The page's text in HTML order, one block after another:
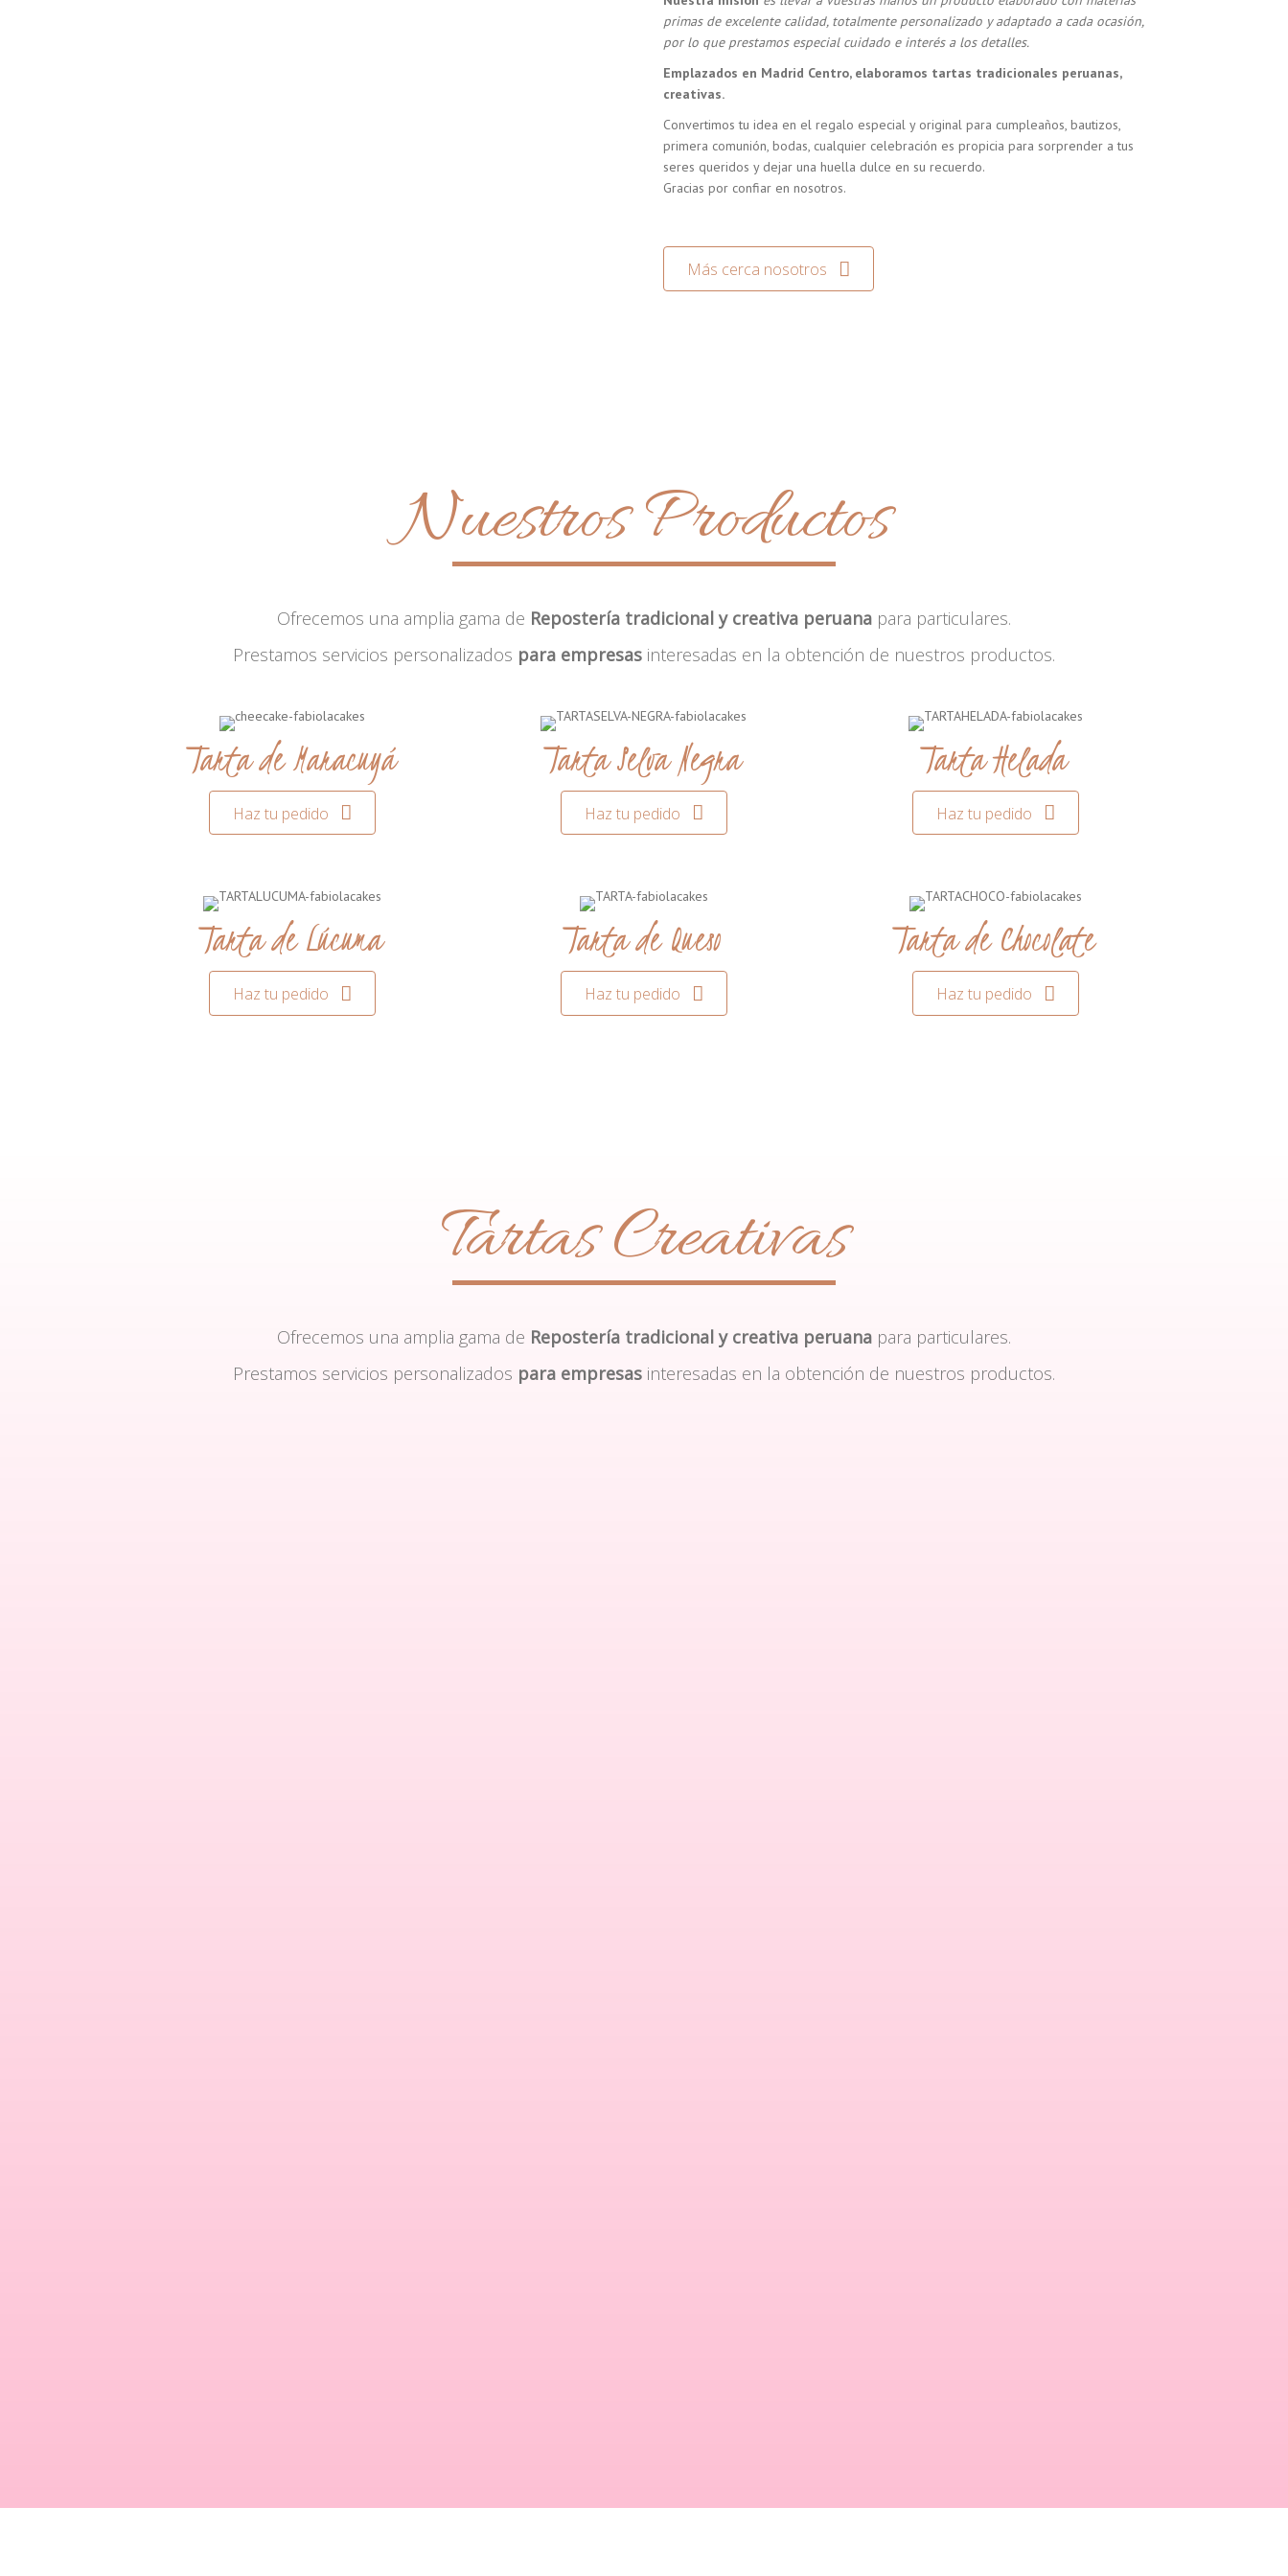
primas de excelente calidad, totalmente personalizado y adaptado a cada ocasión,
por lo que prestamos especial cuidado e interés a los detalles.
Emplazados en Madrid Centro, elaboramos tartas tradicionales peruanas,
creativas.
Convertimos tu idea en el regalo especial y original para cumpleaños, bautizos,
primera comunión, bodas, cualquier celebración es propicia para sorprender a tus
seres queridos y dejar una huella dulce en su recuerdo.
Gracias por confiar en nosotros.
Más cerca nosotros
Nuestros Productos
Ofrecemos una amplia gama de Repostería tradicional y creativa peruana para particulares.
Prestamos servicios personalizados para empresas interesadas en la obtención de nuestros productos.
Tarta de Maracuyá
Haz tu pedido
Tarta Selva Negra
Haz tu pedido
Tarta Helada
Haz tu pedido
Tarta de Lúcuma
Haz tu pedido
Tarta de Queso
Haz tu pedido
Tarta de Chocolate
Haz tu pedido
Tartas Creativas
Ofrecemos una amplia gama de Repostería tradicional y creativa peruana para particulares.
Prestamos servicios personalizados para empresas interesadas en la obtención de nuestros productos.